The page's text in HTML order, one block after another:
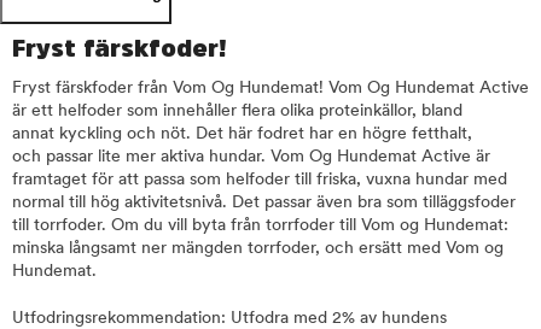
Fryst färskfoder!
Fryst färskfoder från Vom Og Hundemat! Vom Og Hundemat Active
är ett helfoder som innehåller flera olika proteinkällor, bland
annat kyckling och nöt. Det här fodret har en högre fetthalt,
och passar lite mer aktiva hundar. Vom Og Hundemat Active är
framtaget för att passa som helfoder till friska, vuxna hundar med
normal till hög aktivitetsnivå. Det passar även bra som tilläggsfoder
till torrfoder. Om du vill byta från torrfoder till Vom og Hundemat:
minska långsamt ner mängden torrfoder, och ersätt med Vom og
Hundemat.
Utfodringsrekommendation: Utfodra med 2% av hundens